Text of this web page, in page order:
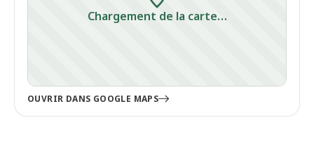
Chargement de la carte…
OUVRIR DANS GOOGLE MAPS